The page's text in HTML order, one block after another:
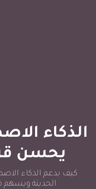
يحسن
الحديثة ويسهم